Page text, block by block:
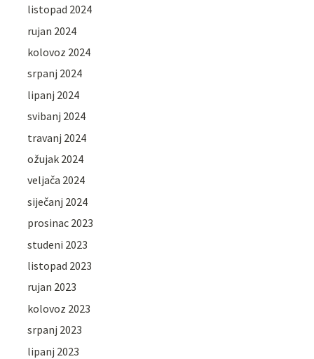
listopad 2024
rujan 2024
kolovoz 2024
srpanj 2024
lipanj 2024
svibanj 2024
travanj 2024
ožujak 2024
veljača 2024
siječanj 2024
prosinac 2023
studeni 2023
listopad 2023
rujan 2023
kolovoz 2023
srpanj 2023
lipanj 2023